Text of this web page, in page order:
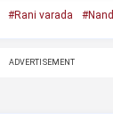
#Rani varada
ADVERTISEMENT